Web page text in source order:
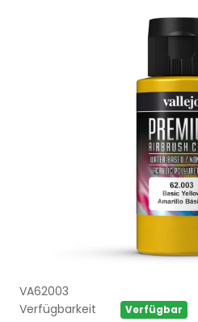
VA62003
Verfügbarkeit
Verfügbar